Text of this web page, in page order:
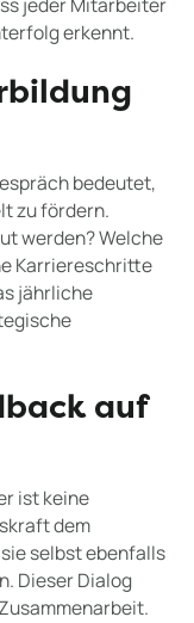
erkennt.
bedeutet,
zu fördern.
werden? Welche
Karriereschritte
jährliche
auf
ist keine
dem
selbst ebenfalls
Dieser Dialog